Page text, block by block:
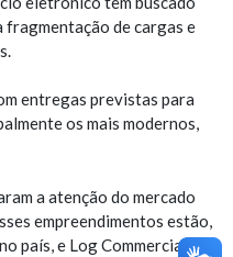
de cargas e
entregas previstas para
os mais modernos,
a atenção do mercado
empreendimentos estão,
país, e Log Commercial